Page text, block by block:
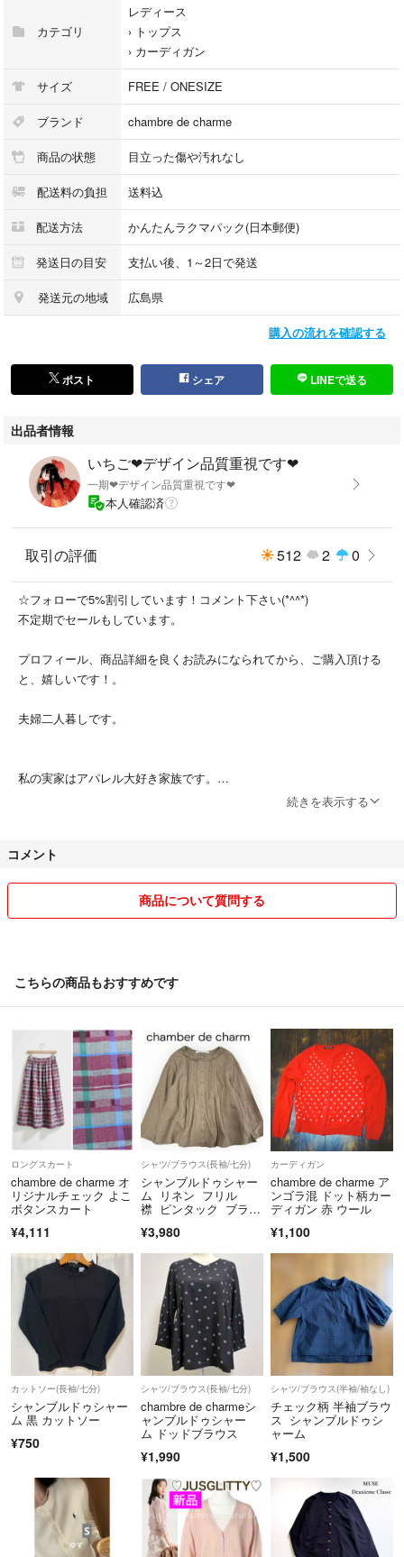
即購入可能です。
ご不明な点、ご質問等、お気軽にどうぞ。
家族の物も出品します。
自宅保管品をご理解下さい。
#いちごがりレディース一覧
chambre de charme（シャンブルドゥシャーム）のボーダーカーディガン
麻50％・綿50％の上質な天然素材を使用した、さらりとした着心地の一
枚。
リネン特有の爽やかさとコットンの柔らかさを兼ね備え、春夏にぴったり
優しいピンクベージュをベースに、くすみイエローのボーダーを合わせた
薄手ながら存在感があり、シンプルなコーディネートの主役にもなってく
れます。
冷房対策にもおすすめです。
天然素材特有のネップ感は購入時からの風合いです。
AMBIDEX
綿
ナチュラル
春夏
カテゴリ
レディース
› トップス
› カーディガン
サイズ FREE / ONESIZE
ブランド chambre de charme
商品の状態 目立った傷や汚れなし
配送料の負担 送料込
配送方法 かんたんラクマパック(日本郵便)
発送日の目安 支払い後、1～2日で発送
発送元の地域 広島県
購入の流れを確認する
ポスト シェア LINEで送る
出品者情報
いちご❤︎デザイン品質重視です❤︎
一期❤︎デザイン品質重視です❤︎
本人確認済
取引の評価 512 2 0
☆フォローで5%割引しています！コメント下さい(*^^*)
不定期でセールもしています。
プロフィール、商品詳細を良くお読みになられてから、ご購入頂ける
と、嬉しいです！。
夫婦二人暮しです。
私の実家はアパレル大好き家族です。
オーナー様、関係者に知り合い多く、大変嬉しい環境にあります(*^^*)
☆不規則勤務の為、対応が遅くなる事があるかもしれませんが、丁寧に
ペット、喫煙者無しです。
が、御遠慮願いますm(_ _)m
双方気持ちの良いお取引がしたいので、
すぐ評価下げる・キャンセル・過度な値下げ交渉・受取評価しない・見
落とした不備を評価に書く
こういう事をする方は、買わないで下さいm(_ _)m
☆素人検品のため見落としがあるかもしれませんが、できるだけお写真
や商品説明に記載しますのでご理解ください。
☆出品
☆お洋服は美ライン重視です◎
キレイめから、パンク、個性派、ギャル、古着等幅広く手を出します。
出来る事が少ないので、自由に表現するのが私の趣味です
☆母の趣味は質が良く、お仕立ての丁寧なもの
実家ではキレイめなお洋服が多いです
☆父はお仕立ての凝ったものやヴィンテージ
☆弟は基本キレイめかな？と思いますが、まだ色々挑戦しています
実家の拠点移転が決まり大量のお洋服や靴や小物などを引き受ける事に
しました
スマホが苦手な義姉の物も出品しています。
期限内発送
らくらく←→ゆうゆう予告無しで変更します。
圧縮発送が基本です。圧縮して欲しく無い方は、別途料金にて、賜りま
続きを表示する
コメント
商品について質問する
こちらの商品もおすすめです
ロングスカート
chambre de charme オ
リジナルチェック よこ
ボタンスカート
¥4,111
シャツ/ブラウス(長袖/七分)
シャンブルドゥシャー
ム リネン フリル
襟 ピンタック ブラウ
¥3,980
カーディガン
chambre de charme ア
ンゴラ混 ドット柄カー
ディガン 赤 ウール
¥1,100
カットソー(長袖/七分)
シャンブルドゥシャー
ム 黒 カットソー
¥750
シャツ/ブラウス(長袖/七分)
chambre de charmeシ
ャンブルドゥシャー
ム ドッドブラウス
¥1,990
シャツ/ブラウス(半袖/袖なし)
チェック柄 半袖ブラウ
ス シャンブルドゥシ
ャーム
¥1,500